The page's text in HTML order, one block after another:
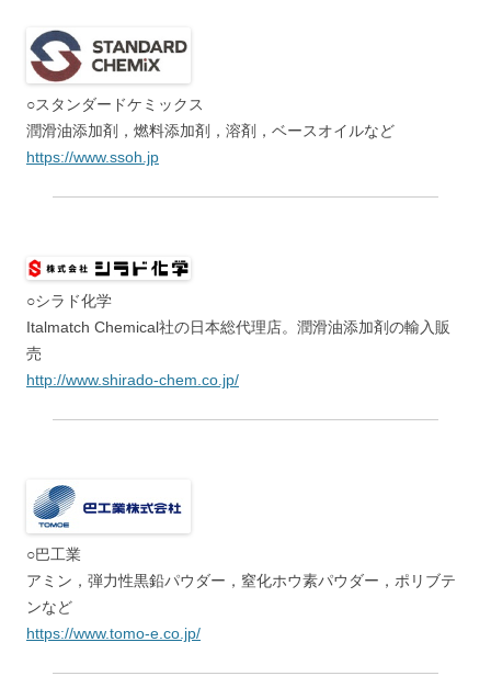
○スタンダードケミックス
潤滑油添加剤，燃料添加剤，溶剤，ベースオイルなど
https://www.ssoh.jp
○シラド化学
Italmatch Chemical社の日本総代理店。潤滑油添加剤の輸入販
売
http://www.shirado-chem.co.jp/
○巴工業
アミン，弾力性黒鉛パウダー，窒化ホウ素パウダー，ポリブテ
ンなど
https://www.tomo-e.co.jp/